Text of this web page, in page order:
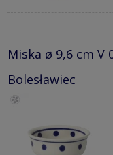
Miska ø 9,6 cm V
Bolesławiec